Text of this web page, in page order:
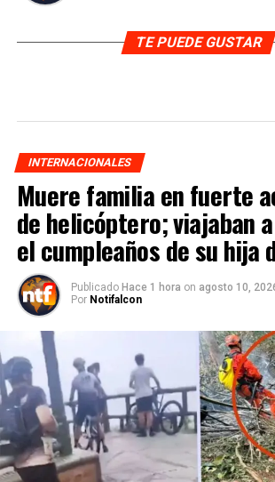
TE PUEDE GUSTAR
INTERNACIONALES
Muere familia en fuerte
de helicóptero; viajaban
el cumpleaños de su hija
Publicado Hace 1 hora on agosto 10,
Por Notifalcon